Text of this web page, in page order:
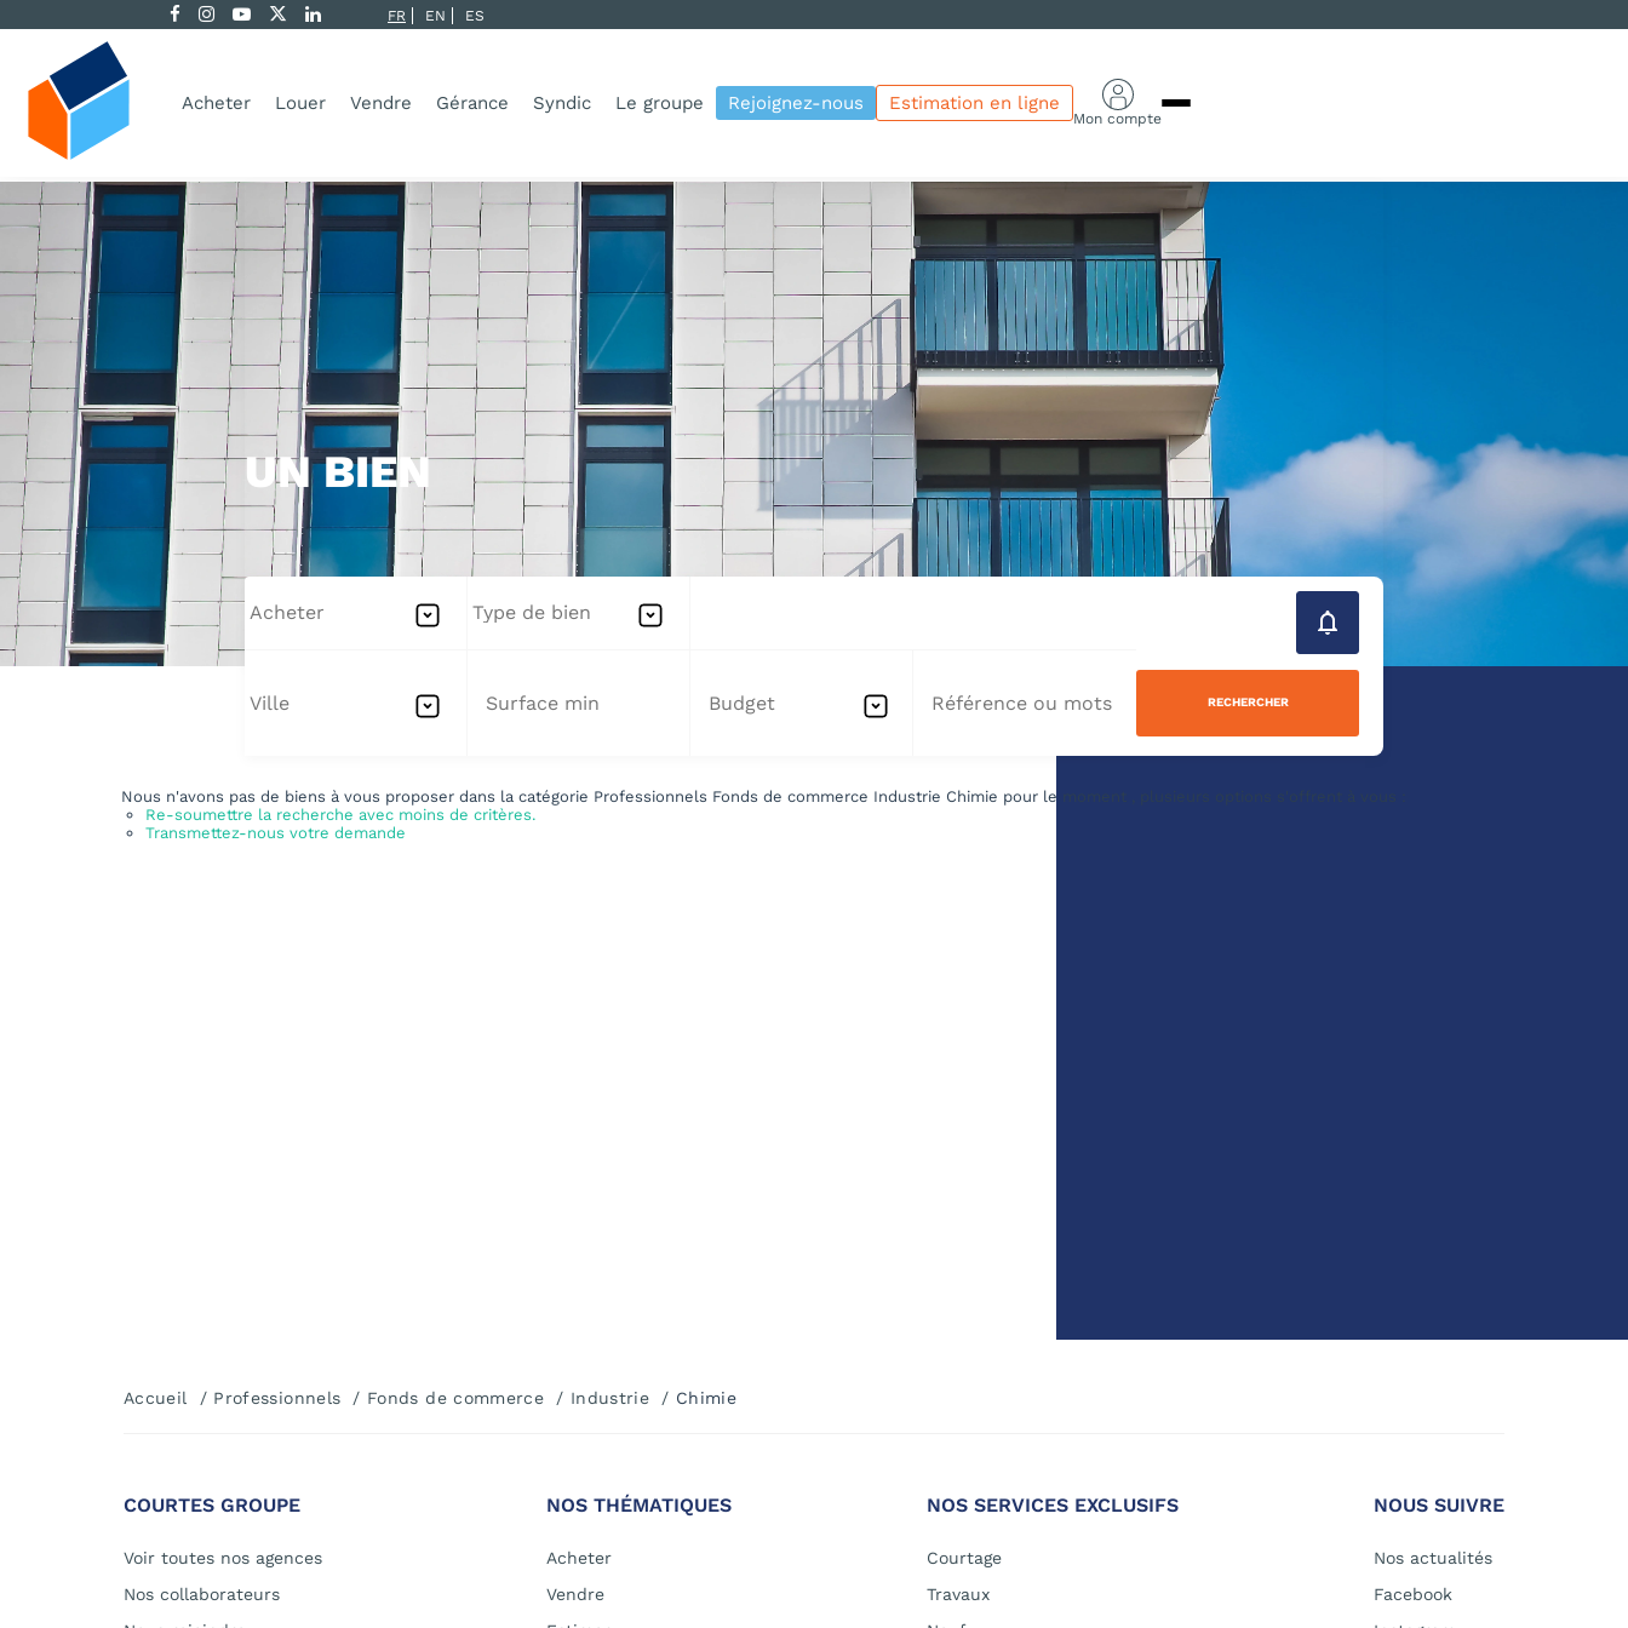
FR EN ES
Acheter Louer Vendre Gérance Syndic Le groupe Rejoignez-nous Estimation en ligne
Mon compte
UN BIEN
Acheter Type de bien
Ville Budget RECHERCHER
Nous n'avons pas de biens à vous proposer dans la catégorie Professionnels Fonds de commerce Industrie Chimie pour le moment , plusieurs options s'offrent à vous :
Re-soumettre la recherche avec moins de critères.
Transmettez-nous votre demande
Accueil Professionnels Fonds de commerce Industrie Chimie
COURTES GROUPE
Voir toutes nos agences
Nos collaborateurs
NOS THÉMATIQUES
Acheter
Vendre
NOS SERVICES EXCLUSIFS
Courtage
Travaux
NOUS SUIVRE
Nos actualités
Facebook